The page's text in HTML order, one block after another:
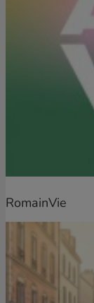
RomainVie